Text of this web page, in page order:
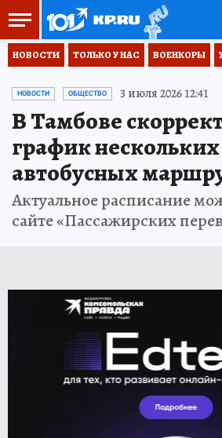
НОВОСТИ ТОЛЬКО У НАС ВОЕНКОРЫ
НОВОСТИ ОБЩЕСТВО 3 июля 2026 12:41
В Тамбове
график нескольких
автобусных
Актуальное расписание
сайте «Пассажирских